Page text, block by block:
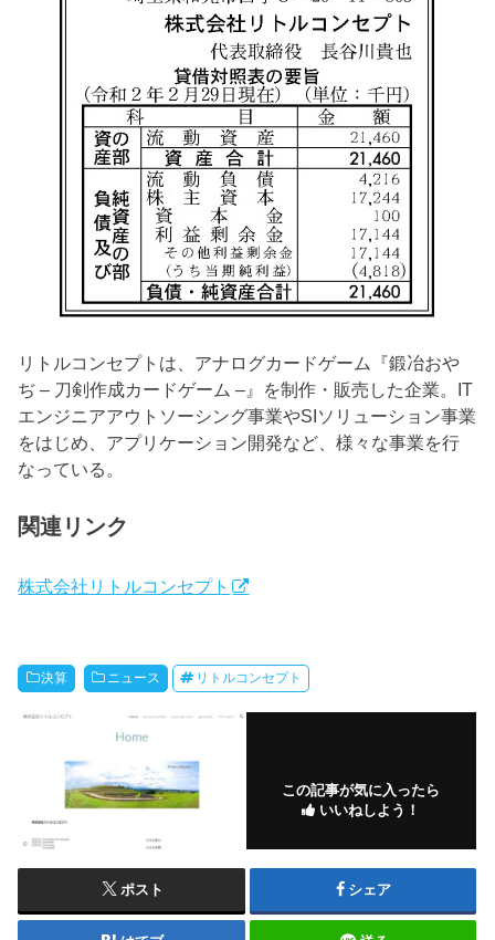
リトルコンセプトは、アナログカードゲーム『鍛冶おや
ぢ – 刀剣作成カードゲーム –』を制作・販売した企業。IT
エンジニアアウトソーシング事業やSIソリューション事業
をはじめ、アプリケーション開発など、様々な事業を行
なっている。
関連リンク
株式会社リトルコンセプト
決算 ニュース リトルコンセプト
この記事が気に入ったら
いいねしよう！
ポスト シェア